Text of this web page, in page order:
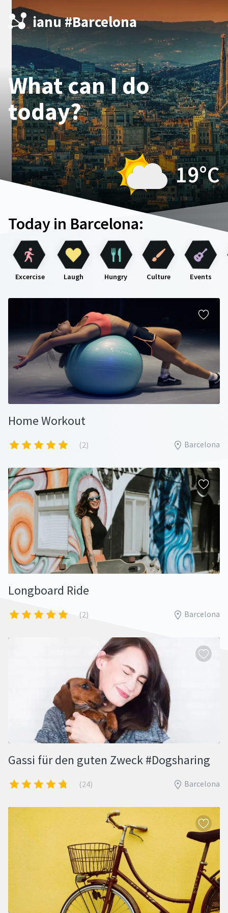
ianu #Barcelona
What can I do
today?
19°C
Today in Barcelona:
Excercise Laugh Hungry Culture Events
Home Workout
(2) Barcelona
Longboard Ride
(2) Barcelona
Gassi für den guten Zweck #Dogsharing
(24) Barcelona